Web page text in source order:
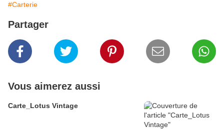
#Carterie
Partager
Vous aimerez aussi
Carte_Lotus Vintage